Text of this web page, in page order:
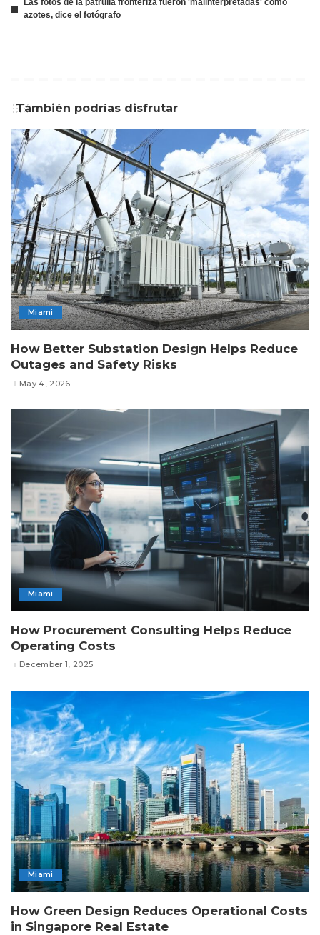
Las fotos de la patrulla fronteriza fueron 'malinterpretadas' como
azotes, dice el fotógrafo
También podrías disfrutar
Miami
How Better Substation Design Helps Reduce
Outages and Safety Risks
May 4, 2026
Miami
How Procurement Consulting Helps Reduce
Operating Costs
December 1, 2025
Miami
How Green Design Reduces Operational Costs
in Singapore Real Estate